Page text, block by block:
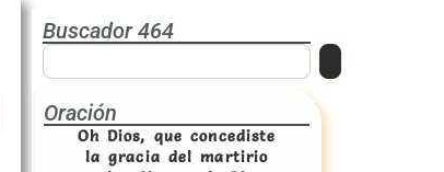
Buscador 464
Oración
Oh Dios, que concediste
la gracia del martirio